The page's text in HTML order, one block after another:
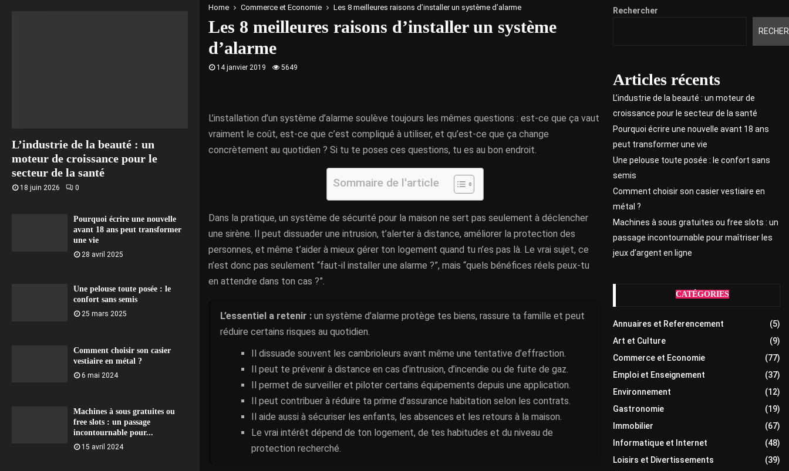
L’industrie de la beauté : un
moteur de croissance pour le
secteur de la santé
18 juin 2026 0
Pourquoi écrire une nouvelle
avant 18 ans peut transformer
une vie
28 avril 2025
Une pelouse toute posée : le
confort sans semis
25 mars 2025
Comment choisir son casier
vestiaire en métal ?
6 mai 2024
Machines à sous gratuites ou
free slots : un passage
incontournable pour...
15 avril 2024
Home Commerce et Economie Les 8 meilleures raisons d’installer un système d’alarme
Les 8 meilleures raisons d’installer un système
d’alarme
14 janvier 2019 5649
L’installation d’un système d’alarme soulève toujours les mêmes questions : est-ce que ça vaut
vraiment le coût, est-ce que c’est compliqué à utiliser, et qu’est-ce que ça change
concrètement au quotidien ? Si tu te poses ces questions, tu es au bon endroit.
Sommaire de l'article
Dans la pratique, un système de sécurité pour la maison ne sert pas seulement à déclencher
une sirène. Il peut dissuader une intrusion, t’alerter à distance, améliorer la protection des
personnes, et même t’aider à mieux gérer ton logement quand tu n’es pas là. Le vrai sujet, ce
n’est donc pas seulement “faut-il installer une alarme ?”, mais “quels bénéfices réels peux-tu
en attendre dans ton cas ?”.
L’essentiel a retenir : un système d’alarme protège tes biens, rassure ta famille et peut
réduire certains risques au quotidien.
Il dissuade souvent les cambrioleurs avant même une tentative d’effraction.
Il peut te prévenir à distance en cas d’intrusion, d’incendie ou de fuite de gaz.
Il permet de surveiller et piloter certains équipements depuis une application.
Il peut contribuer à réduire ta prime d’assurance habitation selon les contrats.
Il aide aussi à sécuriser les enfants, les absences et les retours à la maison.
Le vrai intérêt dépend de ton logement, de tes habitudes et du niveau de
protection recherché.
Rechercher
Articles récents
L’industrie de la beauté : un moteur de
croissance pour le secteur de la santé
Pourquoi écrire une nouvelle avant 18 ans
peut transformer une vie
Une pelouse toute posée : le confort sans
semis
Comment choisir son casier vestiaire en
métal ?
Machines à sous gratuites ou free slots : un
passage incontournable pour maîtriser les
jeux d’argent en ligne
CATÉGORIES
Annuaires et Referencement
(5)
Art et Culture
(9)
Commerce et Economie
(77)
Emploi et Enseignement
(37)
Environnement
(12)
Gastronomie
(19)
Immobilier
(67)
Informatique et Internet
(48)
Loisirs et Divertissements
(39)